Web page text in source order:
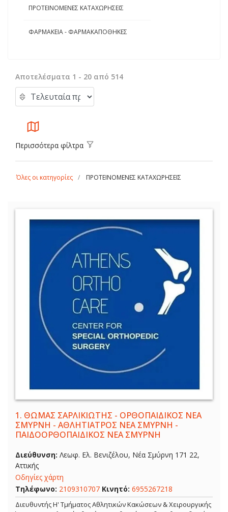
ΠΡΟΤΕΙΝΟΜΕΝΕΣ ΚΑΤΑΧΩΡΗΣΕΙΣ
ΦΑΡΜΑΚΕΙΑ - ΦΑΡΜΑΚΑΠΟΘΗΚΕΣ
Αποτελέσματα 1 - 20 από 514
Περισσότερα φίλτρα
Όλες οι κατηγορίες ΠΡΟΤΕΙΝΟΜΕΝΕΣ ΚΑΤΑΧΩΡΗΣΕΙΣ
1. ΘΩΜΑΣ ΣΑΡΛΙΚΙΩΤΗΣ - ΟΡΘΟΠΑΙΔΙΚΟΣ ΝΕΑ
ΣΜΥΡΝΗ - ΑΘΛΗΤΙΑΤΡΟΣ ΝΕΑ ΣΜΥΡΝΗ -
ΠΑΙΔΟΟΡΘΟΠΑΙΔΙΚΟΣ ΝΕΑ ΣΜΥΡΝΗ
Διεύθυνση: Λεωφ. Ελ. Βενιζέλου, Νέα Σμύρνη 171 22,
Αττικής
Οδηγίες χάρτη
Τηλέφωνο: 2109310707 Κινητό: 6955267218
Διευθυντής Η' Τμήματος Αθλητικών Κακώσεων & Χειρουργικής